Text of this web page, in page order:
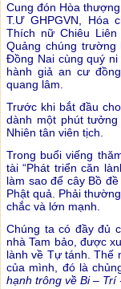
Cung đón Hòa
T.Ư GHPGVN, Hóa
Thích nữ Chiêu
Quảng chúng
Đồng Nai cùng quý
hành giả an cư
quang lâm.
Trước khi bắt đầu
dành một phút
Nhiên tân viên tịch.
Trong buổi viếng
tài “Phát triển căn
làm sao để cây Bồ
Phật quả. Phải
chắc và lớn mạnh.
Chúng ta có đầy đủ
nhà Tam bảo, được
lành về Tự tánh. Thế
của mình, đó là
hạnh trông về Bi – Trí